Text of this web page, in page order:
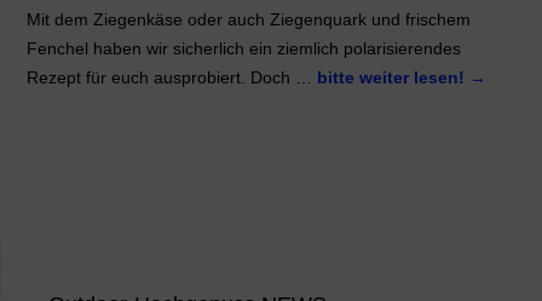
Mit dem Ziegenkäse oder auch Ziegenquark und frischem
Fenchel haben wir sicherlich ein ziemlich polarisierendes
Rezept für euch ausprobiert. Doch … bitte weiter lesen! →